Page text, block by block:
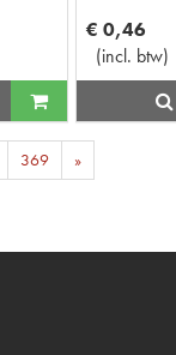
€ 0,46
(incl. btw)
369 »